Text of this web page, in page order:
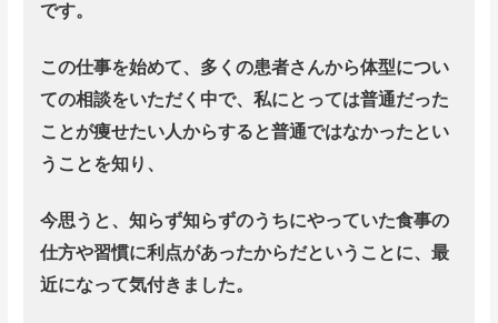
です。
この仕事を始めて、多くの患者さんから体型につい
ての相談をいただく中で、私にとっては普通だった
ことが痩せたい人からすると普通ではなかったとい
うことを知り、
今思うと、知らず知らずのうちにやっていた食事の
仕方や習慣に利点があったからだということに、最
近になって気付きました。